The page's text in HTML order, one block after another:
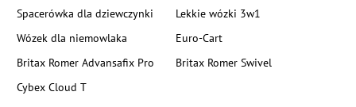
Spacerówka dla dziewczynki
Lekkie wózki 3w1
Wózek dla niemowlaka
Euro-Cart
Britax Romer Advansafix Pro
Britax Romer Swivel
Cybex Cloud T